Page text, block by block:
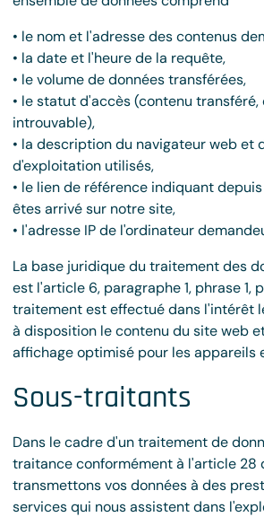
• le nom et l'adresse des contenus
• la date et l'heure de la requête,
• le volume de données transférées,
• le statut d'accès (contenu transféré,
introuvable),
• la description du navigateur web et
d'exploitation utilisés,
• le lien de référence indiquant
êtes arrivé sur notre site,
• l'adresse IP de l'ordinateur
La base juridique du traitement des
est l'article 6, paragraphe 1, phrase 1,
traitement est effectué dans l'intérêt
à disposition le contenu du site web
affichage optimisé pour les appareils
Sous-traitants
Dans le cadre d'un traitement de
traitance conformément à l'article 28
transmettons vos données à des
services qui nous assistent dans